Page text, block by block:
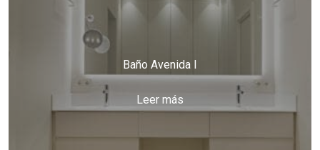
Baño Avenida I
Leer más